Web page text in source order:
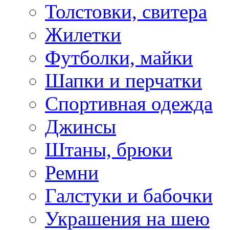
Толстовки, свитера
Жилетки
Футболки, майки
Шапки и перчатки
Спортивная одежда
Джинсы
Штаны, брюки
Ремни
Галстуки и бабочки
Украшения на шею